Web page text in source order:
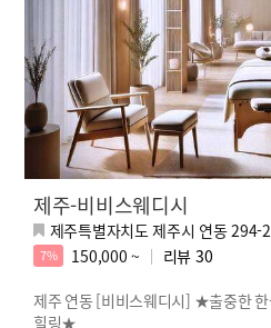
제주-비비스웨디시
제주특별자치도 제주시 연동 294-2
7% 150,000 ~ 리뷰 30
제주 연동 [비비스웨디시] ★출중한 한국 관리사의 깊이 있는 스웨디시
힐링★